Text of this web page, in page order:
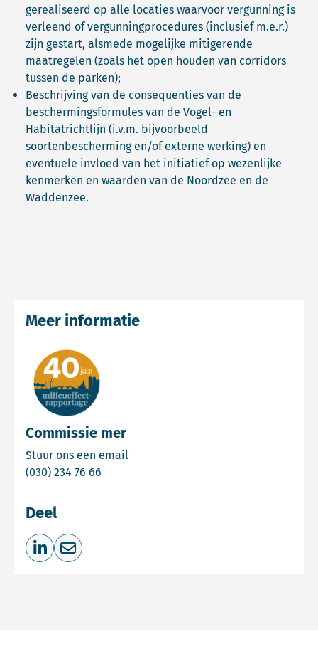
gerealiseerd op alle locaties waarvoor vergunning is
verleend of vergunningprocedures (inclusief m.e.r.)
zijn gestart, alsmede mogelijke mitigerende
maatregelen (zoals het open houden van corridors
tussen de parken);
Beschrijving van de consequenties van de
beschermingsformules van de Vogel- en
Habitatrichtlijn (i.v.m. bijvoorbeeld
soortenbescherming en/of externe werking) en
eventuele invloed van het initiatief op wezenlijke
kenmerken en waarden van de Noordzee en de
Waddenzee.
Commissie mer
Stuur ons een email
(030) 234 76 66
Meer informatie
Deel
Deel op LinkedIn
Deel via e-mail